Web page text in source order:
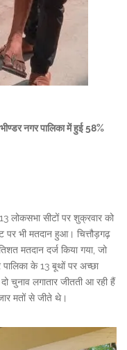
नगर पालिका में हुई 58%
लोकसभा सीटों पर शुक्रवार को
पर भी मतदान हुआ। चित्तौड़गढ़
मतदान दर्ज किया गया, जो
के 13 बूथों पर अच्छा
चुनाव लगातार जीतती आ रही हैं
मतों से जीते थे।